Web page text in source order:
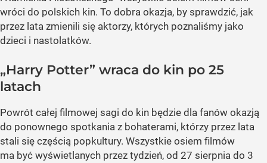
wróci do polskich kin. To dobra okazja, by sprawdzić, jak
przez lata zmienili się aktorzy, których poznaliśmy jako
dzieci i nastolatków.
„Harry Potter” wraca do kin po 25
latach
Powrót całej filmowej sagi do kin będzie dla fanów okazją
do ponownego spotkania z bohaterami, którzy przez lata
stali się częścią popkultury. Wszystkie osiem filmów
ma być wyświetlanych przez tydzień, od 27 sierpnia do 3